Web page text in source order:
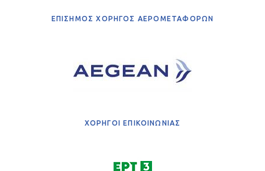
ΕΠΙΣΗΜΟΣ ΧΟΡΗΓΟΣ ΑΕΡΟΜΕΤΑΦΟΡΩΝ
ΧΟΡΗΓΟΙ ΕΠΙΚΟΙΝΩΝΙΑΣ